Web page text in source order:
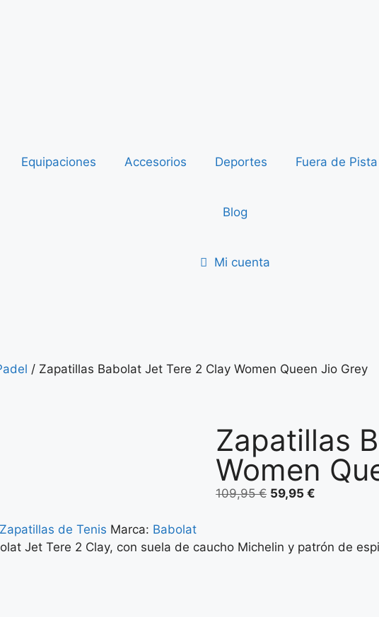
Equipaciones Accesorios Deportes Fuera de Pista
Blog
Mi cuenta
/ Zapatillas Babolat Jet Tere 2 Clay Women Queen Jio Grey
Zapatillas
Women
109,95€ 59,95€
Zapatillas de Tenis Marca: Babolat
Jet Tere 2 Clay, con suela de caucho Michelin y patrón de